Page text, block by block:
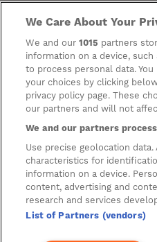
Cookies
Manage Preferences
Datenschutzeinstellungen
Information zur
Personenbezogener Daten
Hausordnung
Parkhausordnung
Datenschutzerklärung
We Care About Your
We and our1015 partners
information on a device, such
to process personal data.
your choices by clicking
privacy policy page. These
our partners and will not
We and our partners
Use precise geolocation
characteristics for
information on a device.
content, advertising and
research and services
List of Partners (vendors)